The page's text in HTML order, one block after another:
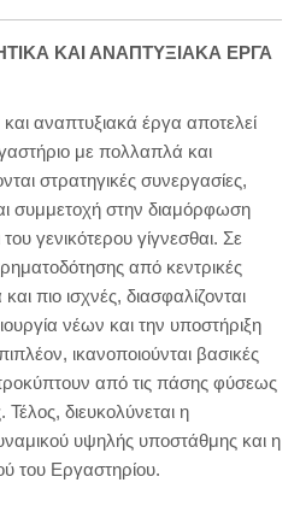
ΚΑΙ ΑΝΑΠΤΥΞΙΑΚΑ ΕΡΓΑ
αναπτυξιακά έργα αποτελεί
με πολλαπλά και
στρατηγικές συνεργασίες,
συμμετοχή στην διαμόρφωση
γενικότερου γίγνεσθαι. Σε
από κεντρικές
πιο ισχνές, διασφαλίζονται
νέων και την υποστήριξη
ικανοποιούνται βασικές
από τις πάσης φύσεως
Τέλος, διευκολύνεται η
υψηλής υποστάθμης και η
του Εργαστηρίου.